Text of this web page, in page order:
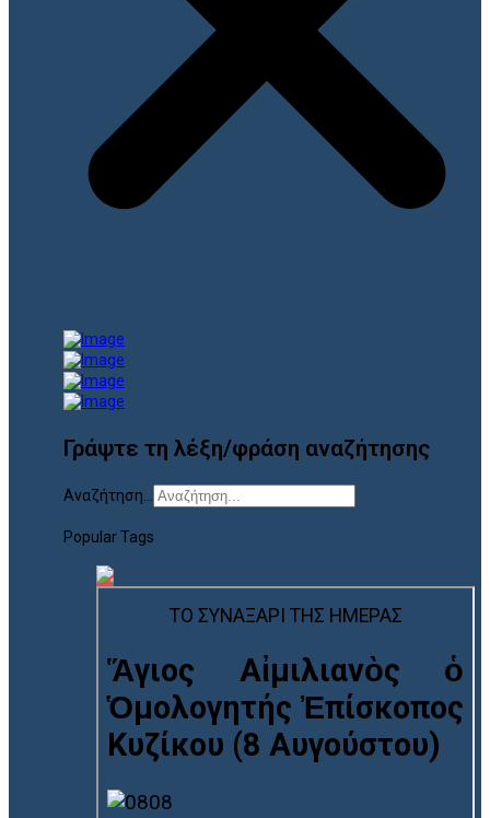
Γράψτε τη λέξη/φράση αναζήτησης
Αναζήτηση...
Popular Tags